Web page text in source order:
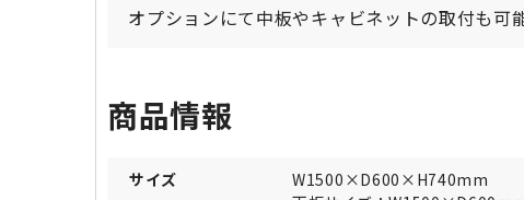
オプションにて中板やキャビネットの取付も可
商品情報
サイズ
W1500×D600×H740mm